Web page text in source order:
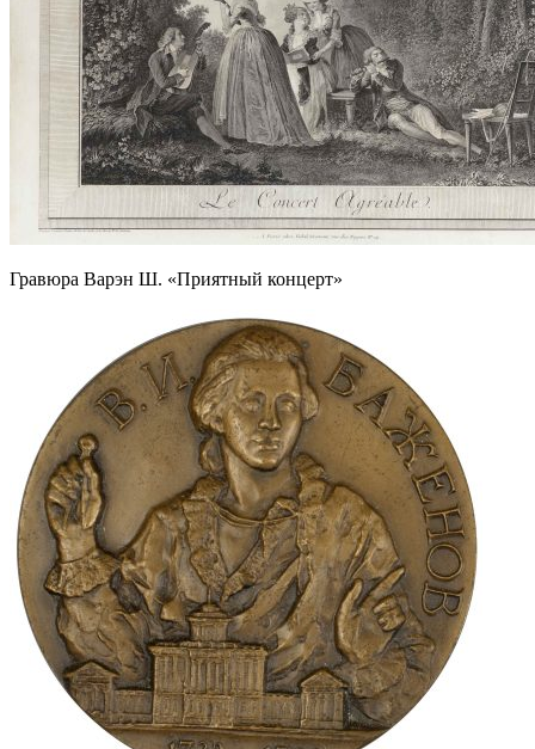
Гравюра Варэн Ш. «Приятный концерт»